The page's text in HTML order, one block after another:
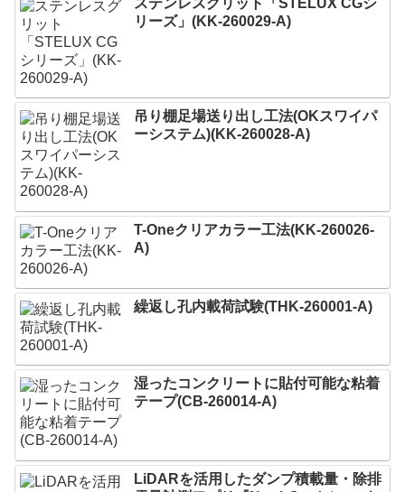
ステンレスグリット「STELUX CGシ
リーズ」(KK-260029-A)
吊り棚足場送り出し工法(OKスワイパ
ーシステム)(KK-260028-A)
T-Oneクリアカラー工法(KK-260026-
A)
繰返し孔内載荷試験(THK-260001-A)
湿ったコンクリートに貼付可能な粘着
テープ(CB-260014-A)
LiDARを活用したダンプ積載量・除排